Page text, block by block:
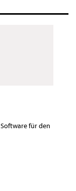
Software für den